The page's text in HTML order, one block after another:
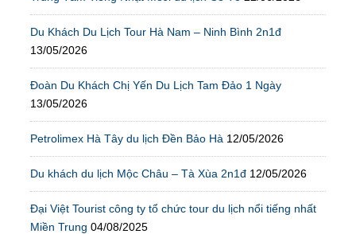
Du Khách Du Lịch Tour Hà Nam – Ninh Bình 2n1đ
13/05/2026
Đoàn Du Khách Chị Yến Du Lịch Tam Đảo 1 Ngày
13/05/2026
Petrolimex Hà Tây du lịch Đền Bảo Hà 12/05/2026
Du khách du lịch Mộc Châu – Tà Xùa 2n1đ 12/05/2026
Đại Việt Tourist công ty tổ chức tour du lịch nổi tiếng nhất
Miền Trung 04/08/2025